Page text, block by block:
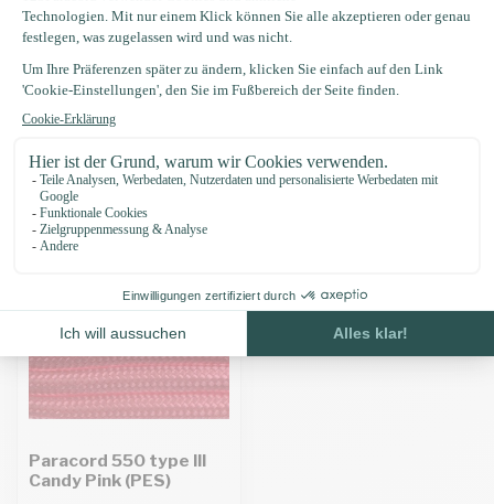
Zuletzt angesehen
Paracord 550 type III
Candy Pink (PES)